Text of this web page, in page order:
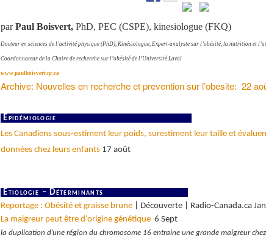
parPaul Boisvert,PhD, PEC (CSPE), kinesiologue (FKQ)
Docteur en sciences de l’activité physique (PhD), Kinésiologue, Expert-analyste sur l’obésité, la nutrition et
Coordonnateur de la Chaire de recherche sur l’obésité de l’Université Laval
www.paulboisvert.qc.ca
Archive: Nouvelles en recherche et prevention sur l’obesite: 22
Épidémiologie
Les Canadiens sous-estiment leur poids, surestiment leur taille et
données chez leurs enfants17 août
Étiologie – Déterminants
Reportage : Obésité et graisse brune| Découverte | Radio-Canada.ca
La maigreur peut être d’origine génétique6 Sept
la duplication d’une région du chromosome 16 entraine une grande maigreur